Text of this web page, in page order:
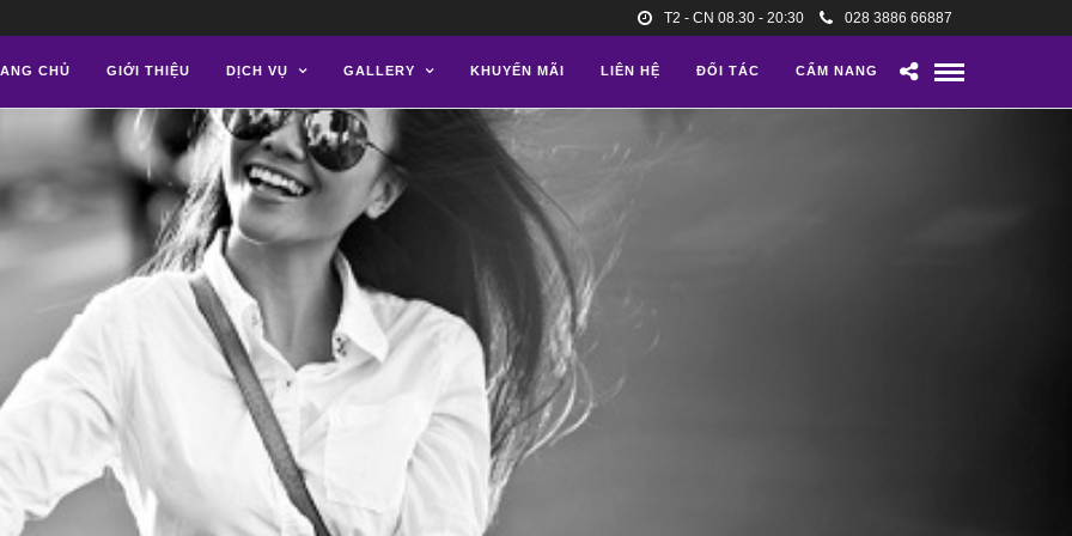
T2 - CN 08.30 - 20:30 028 3886 66887
CHỦ GIỚI THIỆU DỊCH VỤ GALLERY KHUYẾN MÃI LIÊN HỆ ĐỐI TÁC CẨM NANG